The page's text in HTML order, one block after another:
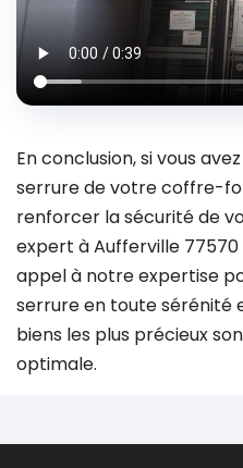
En conclusion, si vous
serrure de votre coffre-
renforcer la sécurité de
expert à Aufferville
appel à notre expertise
serrure en toute sérénité
biens les plus précieux
optimale.